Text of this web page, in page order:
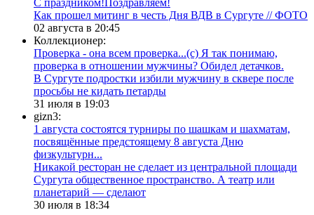
Как прошел митинг в честь Дня ВДВ в Сургуте // ФОТО
02 августа в 20:45
Коллекционер:
Проверка - она всем проверка...(с) Я так понимаю,
проверка в отношении мужчины? Обидел детачков.
В Сургуте подростки избили мужчину в сквере после
просьбы не кидать петарды
31 июля в 19:03
gizn3:
1 августа состоятся турниры по шашкам и шахматам,
посвящённые предстоящему 8 августа Дню
физкультурн...
​Никакой ресторан не сделает из центральной площади
Сургута общественное пространство. А театр или
планетарий — сделают
30 июля в 18:34